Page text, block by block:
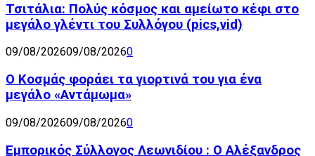
Τσιτάλια: Πολύς κόσμος και αμείωτο κέφι στο
μεγάλο γλέντι του Συλλόγου (pics,vid)
09/08/202609/08/20260
Ο Κοσμάς φοράει τα γιορτινά του για ένα
μεγάλο «Αντάμωμα»
09/08/202609/08/20260
Εμπορικός Σύλλογος Λεωνιδίου : Ο Αλέξανδρος